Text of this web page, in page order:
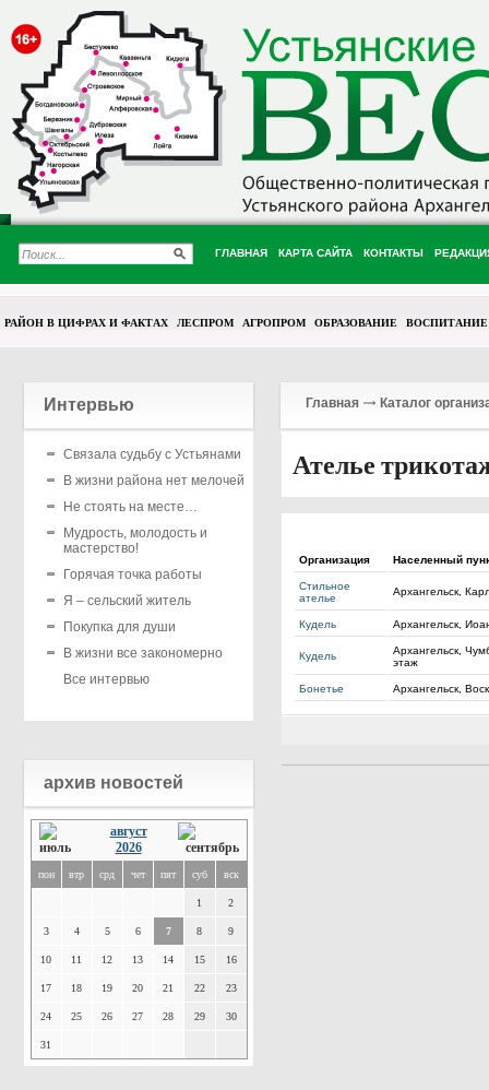
ГЛАВНАЯ КАРТА САЙТА КОНТАКТЫ
РАЙОН В ЦИФРАХ И ФАКТАХ ЛЕСПРОМ АГРОПРОМ ОБРАЗОВАНИЕ ВОСПИТАНИЕ
Интервью
Связала судьбу с Устьянами
В жизни района нет мелочей
Не стоять на месте…
Мудрость, молодость и
мастерство!
Горячая точка работы
Я – сельский житель
Покупка для души
В жизни все закономерно
Все интервью
архив новостей
август
2026
пон втр срд чет пят суб вск
1 2
3 4 5 6 7 8 9
10 11 12 13 14 15 16
17 18 19 20 21 22 23
24 25 26 27 28 29 30
31
Главная Каталог
Ателье
Организация Населенный
Стильное
ателье
Архангельск,
Кудель Архангельск,
Кудель
Архангельск,
этаж
Бонетье Архангельск,